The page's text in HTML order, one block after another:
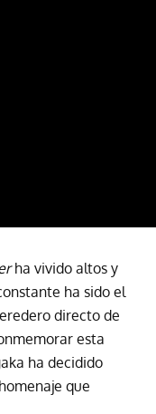
ha vivido altos y
ha sido el
directo de
esta
ha decidido
que